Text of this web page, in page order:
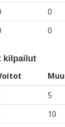
0
0
kilpailut
5
10